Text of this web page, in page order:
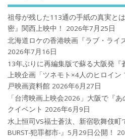
祖母が残した113通の手紙の真実と
密』関西上映中！
2026年7月25日
北海道ロケの香港映画『ラブ・ライ
2026年7月16日
13年ぶりに再編集版で蘇る大阪発
上映企画「ツネモト×4人のヒロイン
戸映画資料館 2026年6月27日
「台湾映画上映会2026」大阪で『
クイベント 2026年6月9日
水上恒司VS福士蒼汰、新宿歌舞伎町
BURST-犯罪都市-』5月29日公開！